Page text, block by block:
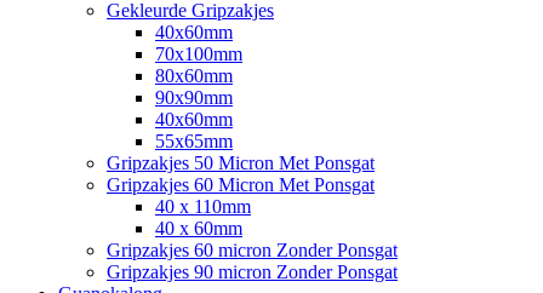
Gekleurde Gripzakjes
40x60mm
70x100mm
80x60mm
90x90mm
40x60mm
55x65mm
Gripzakjes 50 Micron Met Ponsgat
Gripzakjes 60 Micron Met Ponsgat
40 x 110mm
40 x 60mm
Gripzakjes 60 micron Zonder Ponsgat
Gripzakjes 90 micron Zonder Ponsgat